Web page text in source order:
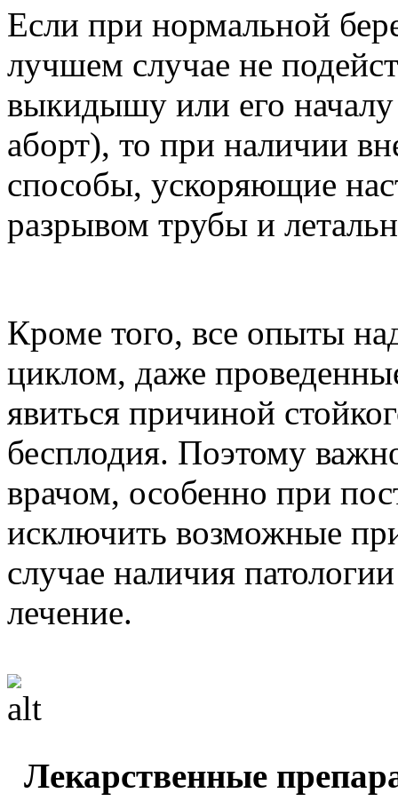
Если при нормальной
лучшем случае не
выкидышу или его
аборт), то при наличии
способы, ускоряющие
разрывом трубы и
Кроме того, все опыты
циклом, даже
явиться причиной
бесплодия. Поэтому
врачом, особенно при
исключить возможные
случае наличия
лечение.
Лекарственные